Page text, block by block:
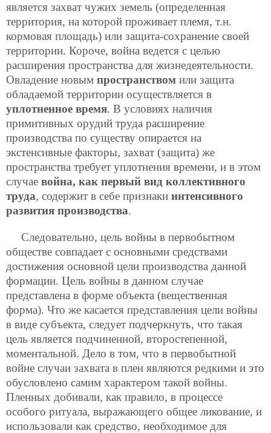
является захват чужих земель (определенная
территория, на которой проживает племя, т.н.
кормовая площадь) или защита-сохранение своей
территории. Короче, война ведется с целью
расширения пространства для жизнедеятельности.
Овладение новым пространством или защита
обладаемой территории осуществляется в
уплотненное время. В условиях наличия
примитивных орудий труда расширение
производства по существу опирается на
экстенсивные факторы, захват (защита) же
пространства требует уплотнения времени, и в этом
случае война, как первый вид коллективного
труда, содержит в себе признаки интенсивного
развития производства.
Следовательно, цель войны в первобытном
обществе совпадает с основными средствами
достижения основной цели производства данной
формации. Цель войны в данном случае
представлена в форме объекта (вещественная
форма). Что же касается представления цели войны
в виде субъекта, следует подчеркнуть, что такая
цель является подчиненной, второстепенной,
моментальной. Дело в том, что в первобытной
войне случаи захвата в плен являются редкими и это
обусловлено самим характером такой войны.
Пленных добивали, как правило, в процессе
особого ритуала, выражающего общее ликование, и
использовали как средство, необходимое для